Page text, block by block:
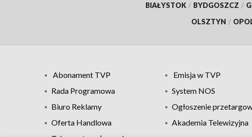
BIAŁYSTOK / BYDGOSZCZ /
OLSZTYN /
Abonament TVP Emisja w TVP
Rada Programowa
System NOS
Biuro Reklamy
Ogłoszenie
Oferta Handlowa
Akademia Telewizyjna